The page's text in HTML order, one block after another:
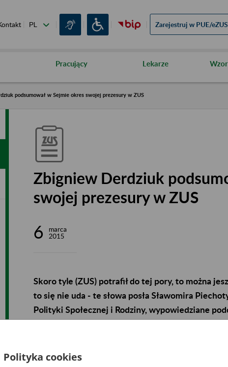
Zarejestruj w PUE/eZUS
Pracujący Lekarze
podsumował w Sejmie okres swojej prezesury w ZUS
Zbigniew Derdziuk
swojej prezesury w ZUS
6
marca
2015
Skoro tyle (ZUS) potrafił do tej pory, to można
to się nie uda - te słowa posła Sławomira
Polityki Społecznej i Rodziny, wypowiedziane
prezesem ZUS Zbigniewem Derdziukiem,
Polityka cookies